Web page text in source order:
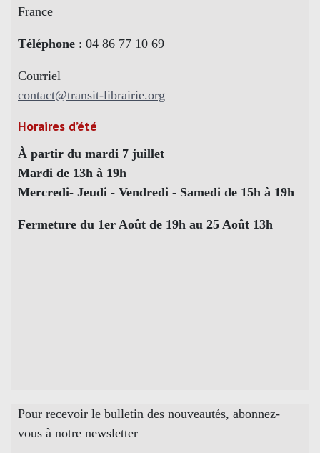
France
Téléphone : 04 86 77 10 69
Courriel
contact@transit-librairie.org
Horaires d’été
À partir du mardi 7 juillet
Mardi de 13h à 19h
Mercredi- Jeudi - Vendredi - Samedi de 15h à 19h
Fermeture du 1er Août de 19h au 25 Août 13h
Pour recevoir le bulletin des nouveautés, abonnez-
vous à notre newsletter